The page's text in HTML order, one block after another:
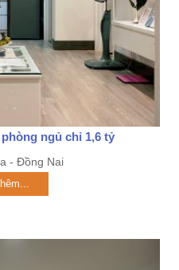
ngủ chỉ 1,6 tỷ
- Đồng Nai